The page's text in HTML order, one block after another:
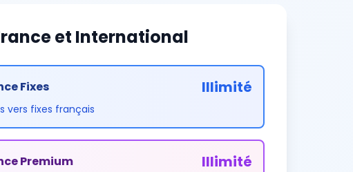
et International
Fixes Illimité
vers fixes français
Premium Illimité